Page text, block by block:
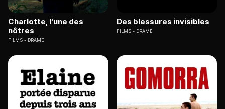
Charlotte, l'une des
nôtres
FILMS DRAME
Des blessures invisibles
FILMS DRAME